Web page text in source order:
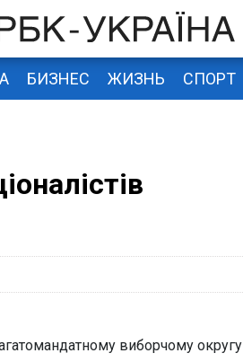
БИЗНЕС ЖИЗНЬ СПОРТ
виборчому округу